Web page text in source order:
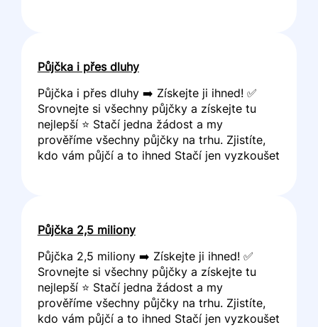
Půjčka i přes dluhy
Půjčka i přes dluhy ➡️ Získejte ji ihned! ✅
Srovnejte si všechny půjčky a získejte tu
nejlepší ⭐ Stačí jedna žádost a my
prověříme všechny půjčky na trhu. Zjistíte,
kdo vám půjčí a to ihned Stačí jen vyzkoušet
Půjčka 2,5 miliony
Půjčka 2,5 miliony ➡️ Získejte ji ihned! ✅
Srovnejte si všechny půjčky a získejte tu
nejlepší ⭐ Stačí jedna žádost a my
prověříme všechny půjčky na trhu. Zjistíte,
kdo vám půjčí a to ihned Stačí jen vyzkoušet